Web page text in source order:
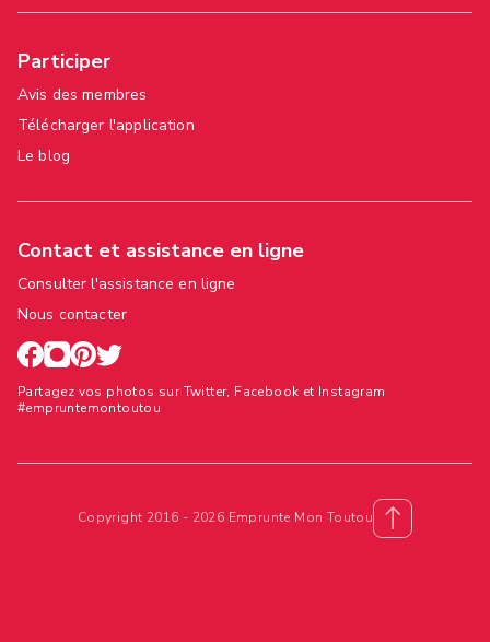
Participer
Avis des membres
Télécharger l'application
Le blog
Contact et assistance en ligne
Consulter l'assistance en ligne
Nous contacter
Partagez vos photos sur Twitter, Facebook et Instagram
#empruntemontoutou
Copyright 2016 - 2026 Emprunte Mon Toutou